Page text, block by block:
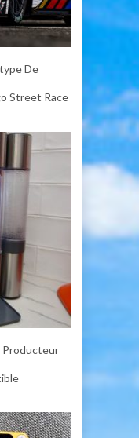
De
Street Race
Producteur